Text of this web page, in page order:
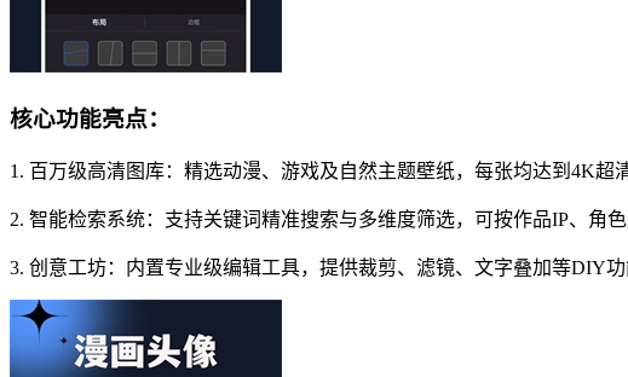
核心功能亮点：
1. 百万级高清图库：精选动漫、游戏及自然主题壁纸，每张均达到4K
2. 智能检索系统：支持关键词精准搜索与多维度筛选，可按作品IP、角
3. 创意工坊：内置专业级编辑工具，提供裁剪、滤镜、文字叠加等DIY